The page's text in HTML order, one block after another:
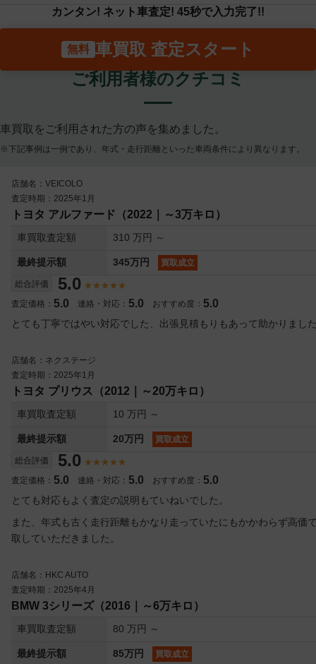
カンタン! ネット車査定! 45秒で入力完了!!
車買取 査定スタート
ご利用者様のクチコミ
車買取をご利用された方の声を集めました。
※下記事例は一例であり、年式・走行距離といった車両条件により異なります。
店舗名：VEICOLO
査定時期：2025年1月
トヨタ アルファード（2022｜～3万キロ）
車買取査定額 310 万円 ～
最終提示額 345万円 買取成立
総合評価 5.0
査定価格： 5.0 連絡・対応： 5.0 おすすめ度： 5.0
とても丁寧ではやい対応でした、出張見積もりもあって助かりまし
店舗名：ネクステージ
査定時期：2025年1月
トヨタ プリウス（2012｜～20万キロ）
車買取査定額 10 万円 ～
最終提示額 20万円 買取成立
総合評価 5.0
査定価格： 5.0 連絡・対応： 5.0 おすすめ度： 5.0
とても対応もよく査定の説明もていねいでした。
また、年式も古く走行距離もかなり走っていたにもかかわらず高価
取していただきました。
店舗名：HKC AUTO
査定時期：2025年4月
BMW 3シリーズ（2016｜～6万キロ）
車買取査定額 80 万円 ～
最終提示額 85万円 買取成立